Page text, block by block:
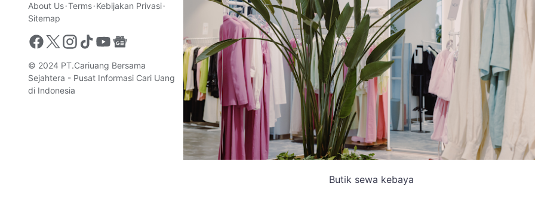
About Us Terms Kebijakan Privasi
Sitemap
© 2024 PT.Cariuang Bersama
Sejahtera - Pusat Informasi Cari Uang
di Indonesia
Butik sewa kebaya